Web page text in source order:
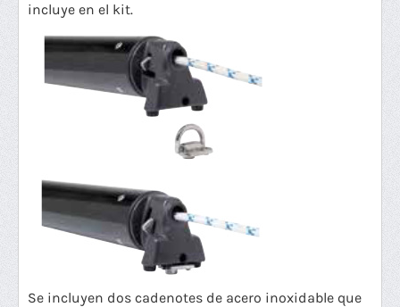
incluye en el kit.
Se incluyen dos cadenotes de acero inoxidable que